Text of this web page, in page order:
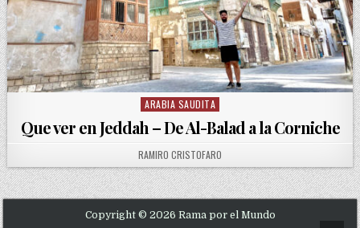
Posted in
ARABIA SAUDITA
Que ver en Jeddah – De Al-Balad a la Corniche
AUTHOR:
RAMIRO CRISTOFARO
Copyright © 2026 Rama por el Mundo